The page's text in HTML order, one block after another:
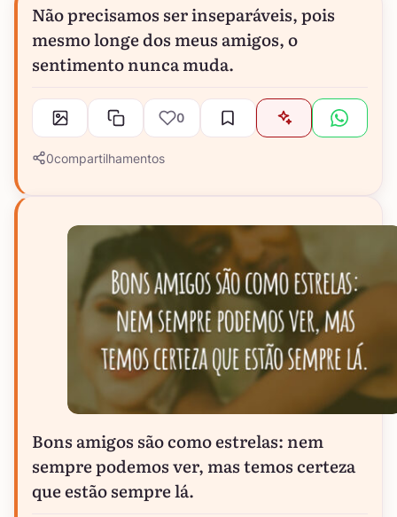
Não precisamos ser inseparáveis, pois
mesmo longe dos meus amigos, o
sentimento nunca muda.
0
0compartilhamentos
Bons amigos são como estrelas: nem
sempre podemos ver, mas temos certeza
que estão sempre lá.